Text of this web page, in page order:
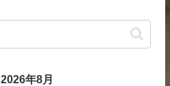
2026年8月